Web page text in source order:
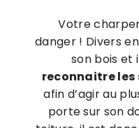
Votre
danger ! Divers
son bois et
reconnaitre les
afin d’agir au
porte sur son